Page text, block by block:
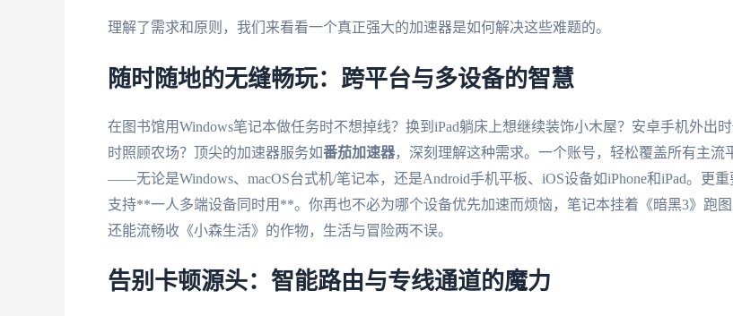
理解了需求和原则，我们来看看一个真正强大的加速器是如何解决这些难题的。
随时随地的无缝畅玩：跨平台与多设备的智慧
在图书馆用Windows笔记本做任务时不想掉线？换到iPad躺床上想继续装饰小木屋？安卓手机外出
时照顾农场？顶尖的加速器服务如番茄加速器，深刻理解这种需求。一个账号，轻松覆盖所有主流
——无论是Windows、macOS台式机/笔记本，还是Android手机平板、iOS设备如iPhone和iPad。更重
支持**一人多端设备同时用**。你再也不必为哪个设备优先加速而烦恼，笔记本挂着《暗黑3》跑
还能流畅收《小森生活》的作物，生活与冒险两不误。
告别卡顿源头：智能路由与专线通道的魔力